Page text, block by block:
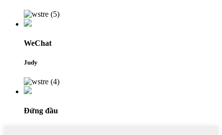
WeChat
Judy
Đứng đầu